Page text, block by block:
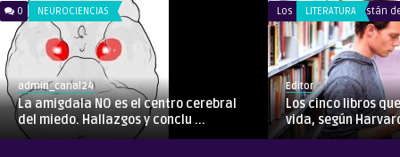
0 NEUROCIENCIAS
admin_canal24
La amigdala NO es el centro cerebral
del miedo. Hallazgos y conclu ...
Los comentarios están
LITERATURA
Editor
Los cinco libros
vida, según